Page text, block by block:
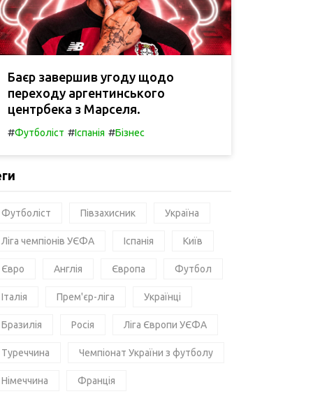
Баєр завершив угоду щодо
переходу аргентинського
центрбека з Марселя.
#Футболіст #Іспанія #Бізнес
Футболіст Півзахисник Україна
Ліга чемпіонів УЄФА Іспанія Київ
Євро Англія Європа Футбол
Італія Прем'єр-ліга Українці
Бразилія Росія Ліга Європи УЄФА
Туреччина Чемпіонат України з футболу
Німеччина Франція